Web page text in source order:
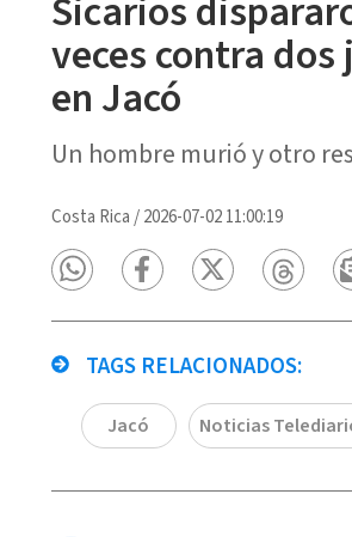
Sicarios
veces contra dos
en Jacó
Un hombre murió y otro
Costa Rica /2026-07-02 11:00:19
TAGS RELACIONADOS:
Jacó Noticias